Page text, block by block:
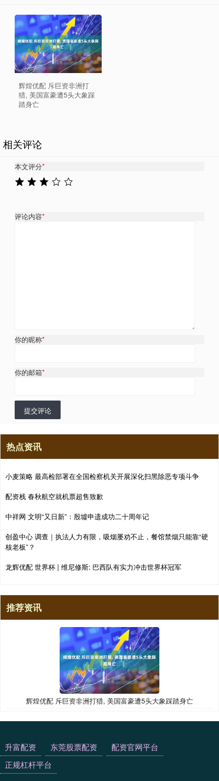
辉煌优配 斥巨资非洲打
猎, 美国富豪遭5头大象踩
踏身亡
相关评论
本文评分*
评论内容*
你的昵称*
你的邮箱*
提交评论
热点资讯
小麦策略 最高检部署在全国检察机关开展深化扫黑除恶专项斗争
配资栈 春秋航空就机票超售致歉
中祥网 文明“又日新”：殷墟申遗成功二十周年记
创盈中心 调查｜执法人力有限，吸烟屡劝不止，餐馆禁烟只能靠“硬
核老板”？
龙辉优配 世界杯 | 维尼修斯: 巴西队有实力冲击世界杯冠军
推荐资讯
辉煌优配 斥巨资非洲打猎, 美国富豪遭5头大象踩踏身亡
升富配资 东莞股票配资
配资官网平台
正规杠杆平台